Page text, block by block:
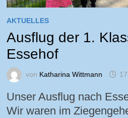
AKTUELLES
Ausflug der 1.
Essehof
von Katharina Wittmann
Unser Ausflug nach
Wir waren im